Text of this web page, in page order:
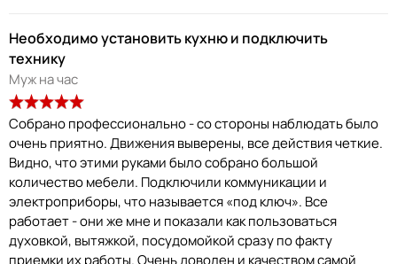
Необходимо установить кухню и подключить
технику
Муж на час
Собрано профессионально - со стороны наблюдать было
очень приятно. Движения выверены, все действия четкие.
Видно, что этими руками было собрано большой
количество мебели. Подключили коммуникации и
электроприборы, что называется «под ключ». Все
работает - они же мне и показали как пользоваться
духовкой, вытяжкой, посудомойкой сразу по факту
приемки их работы. Очень доволен и качеством самой